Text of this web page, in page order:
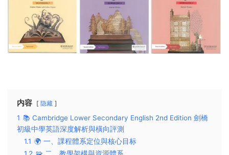
内容 隐藏
1 📚 ​Cambridge Lower Secondary English 2nd Edition 劍橋
初級中學英語深度解析與橫向評測​
1.1 🌍 ​一、課程體系定位與核心目标​